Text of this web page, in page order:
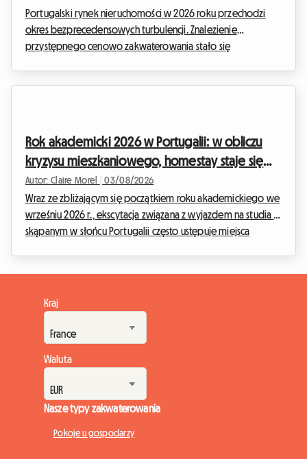
Portugalski rynek nieruchomości w 2026 roku przechodzi
okres bezprecedensowych turbulencji. Znalezienie
przystępnego cenowo zakwaterowania stało się
strukturalnego niedoboru mieszkań, wspólne mieszkanie
(colocation) oraz zakwaterowanie u...
Rok akademicki 2026 w Portugalii: w obliczu
kryzysu mieszkaniowego, homestay staje się
najlepszym rozwiązaniem
Autor: Claire Morel 03/08/2026
Wraz ze zbliżającym się początkiem roku akademickiego we
wrześniu 2026 r., ekscytacja związana z wyjazdem na studia w
skąpanym w słońcu Portugalii często ustępuje miejsca
dynamiką Porto, kraj ten przyciąga coraz więcej młodych
ludzi, jednak infrastruktura nie nadąża za tym tempem. W
Roomlala każdego roku wspieramy tysiące studentów w ich
mo...
Kraj
Waluta
Nasze typy zakwaterowania
Pokoje u gospodarzy